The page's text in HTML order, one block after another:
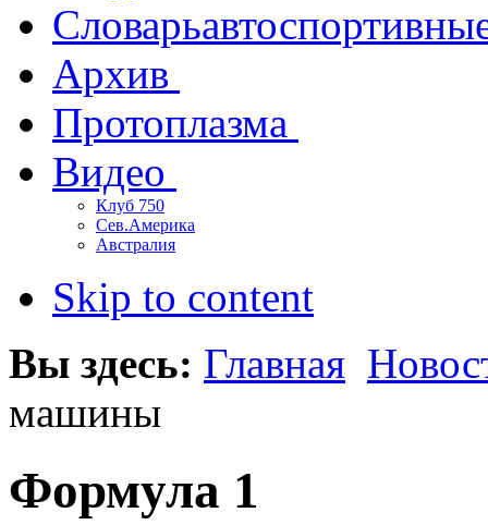
Словарь
Архив
Протоплазма
Видео
Клуб 750
Сев.Америка
Австралия
Skip to content
Вы здесь: Главная
машины
Формула 1